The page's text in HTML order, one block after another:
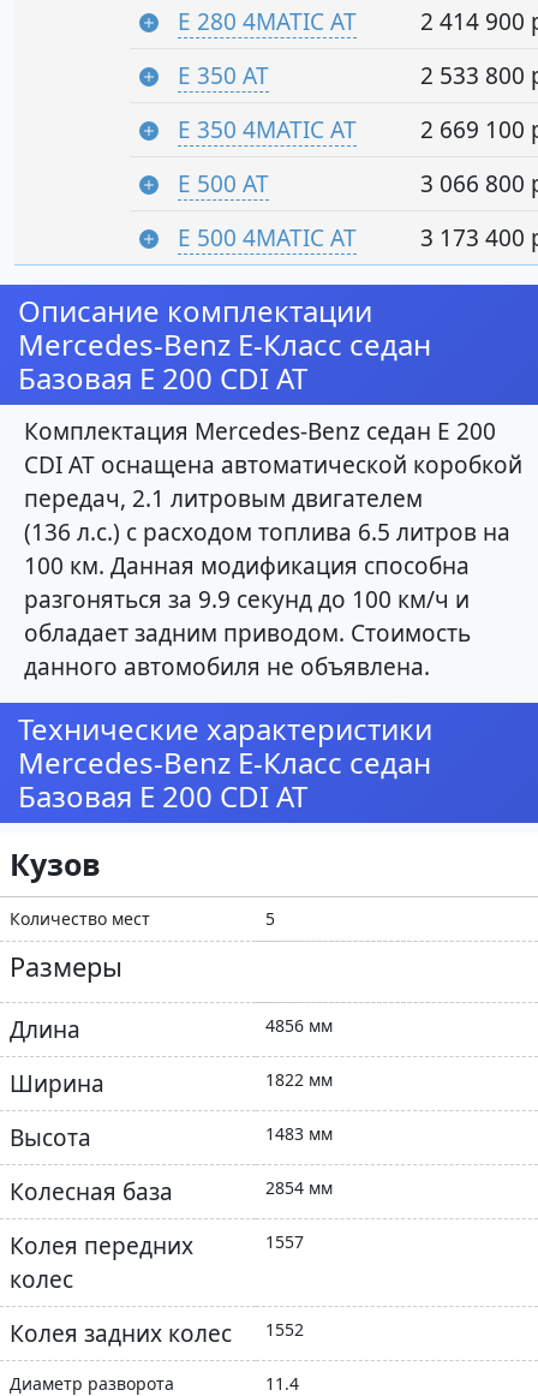
E 280 4MATIC AT
2 414 900
E 350 AT
2 533 800
E 350 4MATIC AT
2 669 100
E 500 AT
3 066 800
E 500 4MATIC AT
3 173 400
Описание комплектации
Mercedes-Benz E-Класс седан
Базовая E 200 CDI AT
Комплектация Mercedes-Benz седан E 200
CDI AT оснащена автоматической коробкой
передач, 2.1 литровым двигателем
(136 л.с.) с расходом топлива 6.5 литров на
100 км. Данная модификация способна
разгоняться за 9.9 секунд до 100 км/ч и
обладает задним приводом. Стоимость
данного автомобиля не объявлена.
Технические характеристики
Mercedes-Benz E-Класс седан
Базовая E 200 CDI AT
Кузов
Количество мест 5
Размеры
Длина 4856 мм
Ширина 1822 мм
Высота 1483 мм
Колесная база 2854 мм
Колея передних
колес
1557
Колея задних колес 1552
Диаметр разворота
11.4